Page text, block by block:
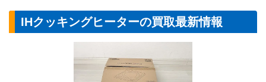
IHクッキングヒーターの買取最新情報